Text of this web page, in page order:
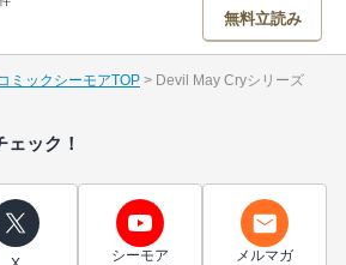
無料立読み
ミックシーモアTOP Devil May Cryシリーズ
ック！
シーモア
メルマガ